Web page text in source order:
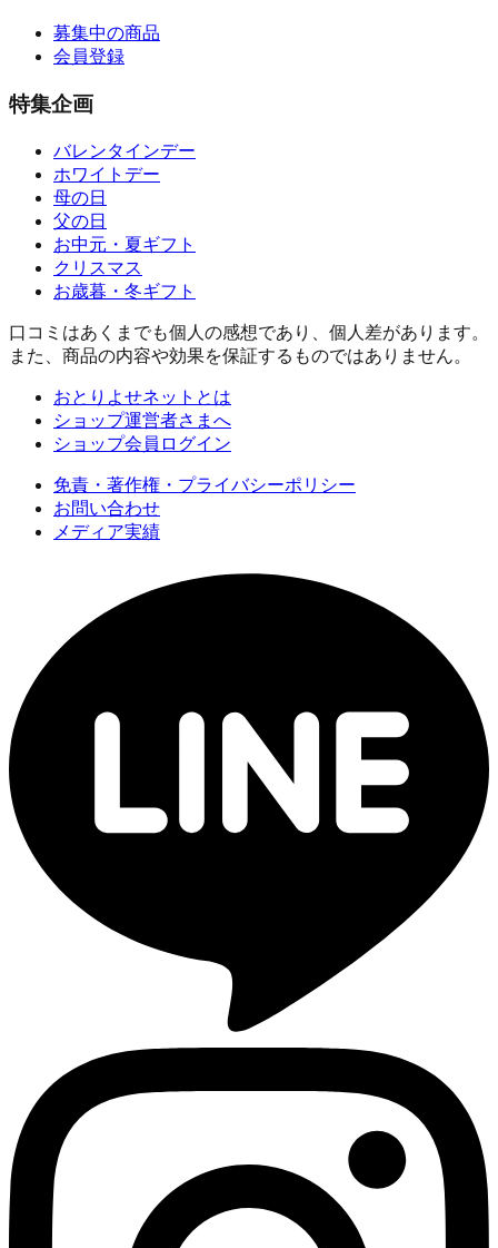
募集中の商品
会員登録
特集企画
バレンタインデー
ホワイトデー
母の日
父の日
お中元・夏ギフト
クリスマス
お歳暮・冬ギフト
口コミはあくまでも個人の感想であり、個人差があります。
また、商品の内容や効果を保証するものではありません。
おとりよせネットとは
ショップ運営者さまへ
ショップ会員ログイン
免責・著作権・プライバシーポリシー
お問い合わせ
メディア実績